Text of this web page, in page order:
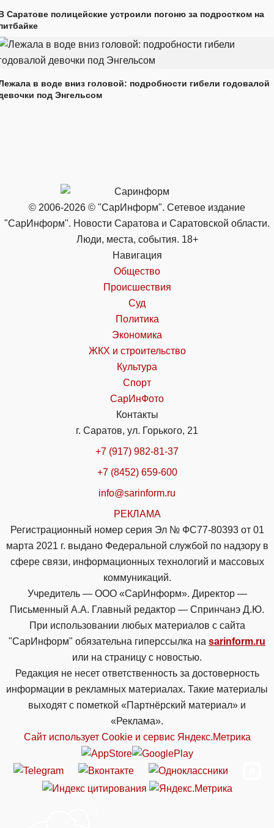
Саратове полицейские устроили погоню за подростком на
в воде вниз головой: подробности гибели годовалой
под Энгельсом
© 2006-2026 © "СарИнформ". Сетевое издание
"СарИнформ". Новости Саратова и Саратовской области.
Люди, места, события. 18+
Навигация
Общество
Происшествия
Суд
Политика
Экономика
ЖКХ и строительство
Культура
Спорт
СарИнФото
Контакты
г. Саратов, ул. Горького, 21
+7 (917) 982-81-37
+7 (8452) 659-600
info@sarinform.ru
РЕКЛАМА
Регистрационный номер серия Эл № ФС77-80393 от 01
марта 2021 г. выдано Федеральной службой по надзору в
сфере связи, информационных технологий и массовых
коммуникаций.
Учредитель — ООО «СарИнформ». Директор —
Письменный А.А. Главный редактор — Спринчанэ Д.Ю.
При использовании любых материалов с сайта
"СарИнформ" обязательна гиперссылка на sarinform.ru
или на страницу с новостью.
Редакция не несет ответственность за достоверность
информации в рекламных материалах. Такие материалы
выходят с пометкой «Партнёрский материал» и
«Реклама».
Сайт использует Cookie и сервиc Яндекс.Метрика